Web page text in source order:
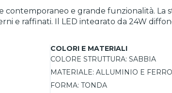
contemporaneo e grande funzionalità.
e raffinati. Il LED integrato da 24W
luce ad ogni esigenza. Estremamente
COLORI E MATERIALI
COLORE STRUTTURA: SABBIA
MATERIALE: ALLUMINIO E FERRO
FORMA: TONDA